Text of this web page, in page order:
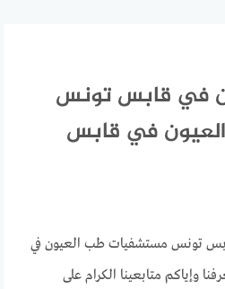
في قابس تونس
في قابس
تونس مستشفيات طب العيون في
وإياكم متابعينا الكرام على